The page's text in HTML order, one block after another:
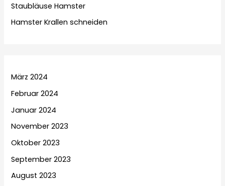
Staubläuse Hamster
Hamster Krallen schneiden
März 2024
Februar 2024
Januar 2024
November 2023
Oktober 2023
September 2023
August 2023